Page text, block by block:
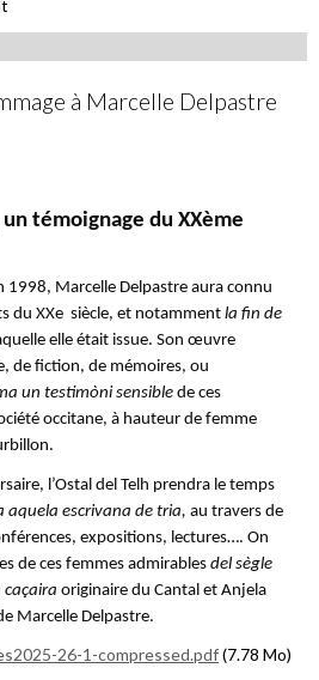
à Marcelle Delpastre
témoignage du XXème
1998, Marcelle Delpastre aura connu
du XXe siècle, et notamment la fin de
elle était issue. Son œuvre
de fiction, de mémoires, ou
un testimòni sensible de ces
occitane, à hauteur de femme
l’Ostal del Telh prendra le temps
aquela escrivana de tria, au travers de
expositions, lectures…. On
de ces femmes admirables del sègle
caçaira originaire du Cantal et Anjela
Marcelle Delpastre.
26-1-compressed.pdf(7.78 Mo)